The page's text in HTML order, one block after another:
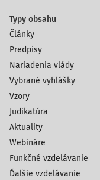
Typy obsahu
Články
Predpisy
Nariadenia vlády
Vybrané vyhlášky
Vzory
Judikatúra
Aktuality
Webináre
Funkčné vzdelávanie
Ďalšie vzdelávanie